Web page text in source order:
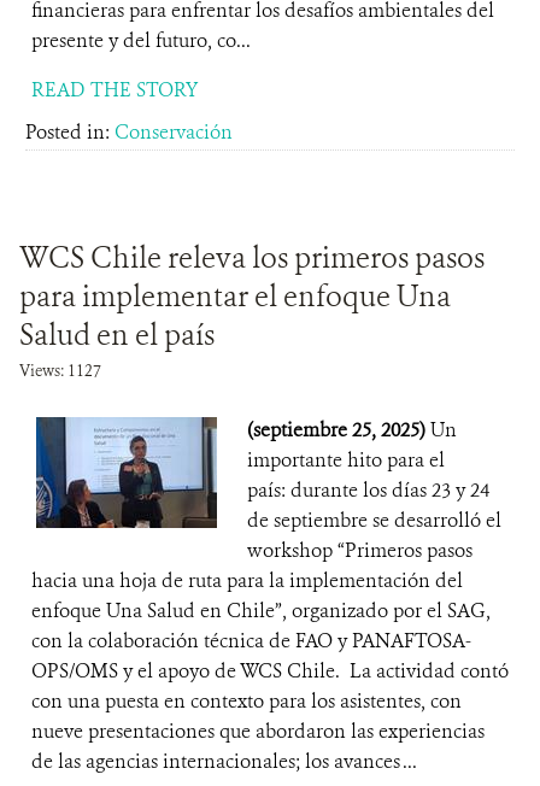
financieras para enfrentar los desafíos ambientales del
presente y del futuro, co...
READ THE STORY
Posted in: Conservación
WCS Chile releva los primeros pasos
para implementar el enfoque Una
Salud en el país
Views: 1127
(septiembre 25, 2025)Un
importante hito para el
país: durante los días 23 y 24
de septiembre se desarrolló el
workshop “Primeros pasos
hacia una hoja de ruta para la implementación del
enfoque Una Salud en Chile”, organizado por el SAG,
con la colaboración técnica de FAO y PANAFTOSA-
OPS/OMS y el apoyo de WCS Chile. La actividad contó
con una puesta en contexto para los asistentes, con
nueve presentaciones que abordaron las experiencias
de las agencias internacionales; los avances ...